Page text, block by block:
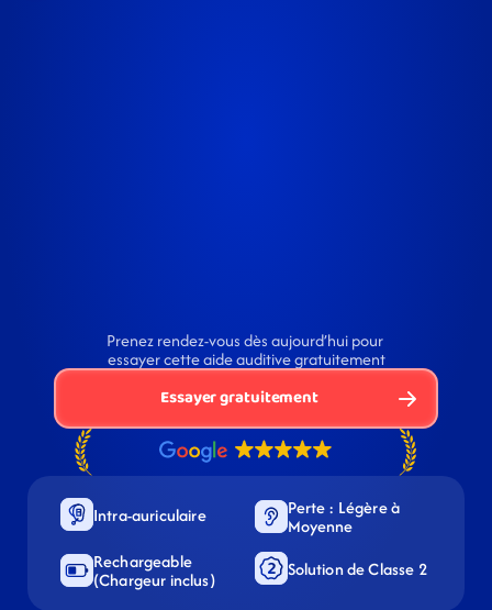
Prenez rendez-vous dès aujourd’hui pour
essayer cette aide auditive gratuitement
Essayer gratuitement
Intra-auriculaire
Perte : Légère à
Moyenne
Rechargeable
(Chargeur inclus)
Solution de Classe 2